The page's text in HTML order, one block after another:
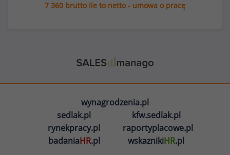
7 360 brutto ile to netto - umowa o pracę
wynagrodzenia.pl
sedlak.pl
kfw.sedlak.pl
rynekpracy.pl
raportyplacowe.pl
badaniaHR.pl wskaznikiHR.pl